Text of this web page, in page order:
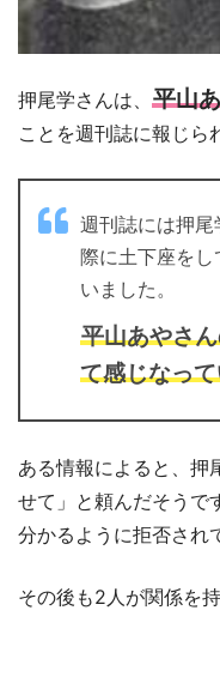
押尾学さんは、 平山
ことを週刊誌に報じら
週刊誌には押尾
際に土下座を
いました。
平山あやさ
て感じなっ
ある情報によると、
せて」と頼んだそうで
分かるように拒否され
その後も2人が関係を